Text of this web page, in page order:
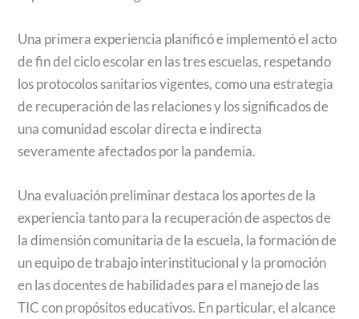
Una primera experiencia planificó e implementó el acto
de fin del ciclo escolar en las tres escuelas, respetando
los protocolos sanitarios vigentes, como una estrategia
de recuperación de las relaciones y los significados de
una comunidad escolar directa e indirecta
severamente afectados por la pandemia.
Una evaluación preliminar destaca los aportes de la
experiencia tanto para la recuperación de aspectos de
la dimensión comunitaria de la escuela, la formación de
un equipo de trabajo interinstitucional y la promoción
en las docentes de habilidades para el manejo de las
TIC con propósitos educativos. En particular, el alcance